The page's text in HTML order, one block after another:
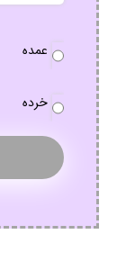
سفارش
عمده
خرده